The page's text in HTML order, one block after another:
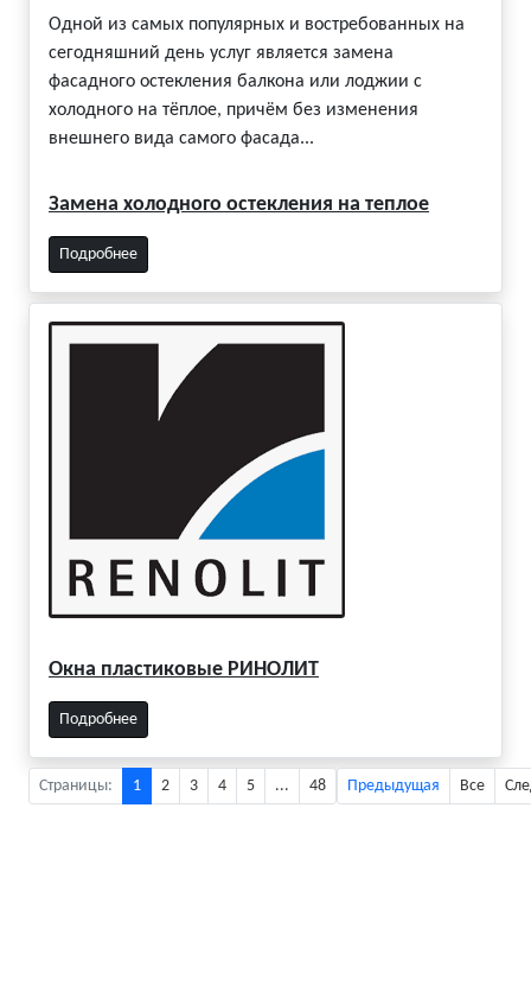
Одной из самых популярных и востребованных на
сегодняшний день услуг является замена
фасадного остекления балкона или лоджии с
холодного на тёплое, причём без изменения
внешнего вида самого фасада...
Замена холодного остекления на теплое
Подробнее
Окна пластиковые РИНОЛИТ
Подробнее
Страницы: 1 2 3 4 5 ... 48 Предыдущая Все